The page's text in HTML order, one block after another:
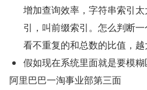
增加查询效率，字符串索引
引，叫前缀索引。怎么判断
看不重复的和总数的比值，越
假如现在系统里面就是要模糊
阿里巴巴一淘事业部第三面